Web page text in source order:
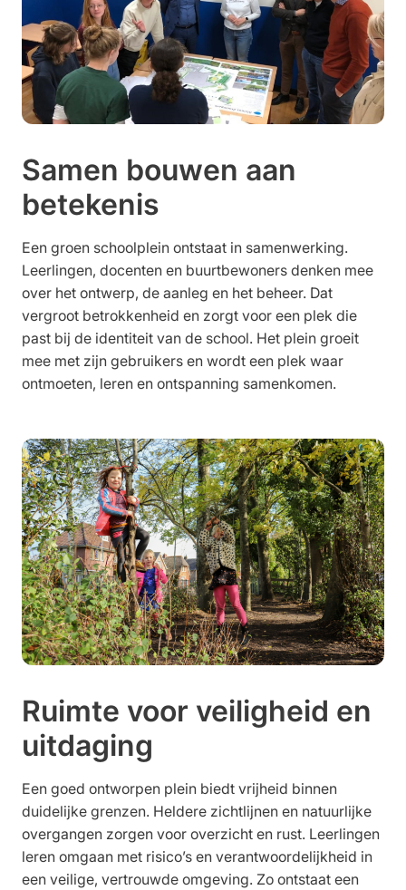
Samen bouwen aan
betekenis
Een groen schoolplein ontstaat in samenwerking.
Leerlingen, docenten en buurtbewoners denken mee
over het ontwerp, de aanleg en het beheer. Dat
vergroot betrokkenheid en zorgt voor een plek die
past bij de identiteit van de school. Het plein groeit
mee met zijn gebruikers en wordt een plek waar
ontmoeten, leren en ontspanning samenkomen.
Ruimte voor veiligheid en
uitdaging
Een goed ontworpen plein biedt vrijheid binnen
duidelijke grenzen. Heldere zichtlijnen en natuurlijke
overgangen zorgen voor overzicht en rust. Leerlingen
leren omgaan met risico’s en verantwoordelijkheid in
een veilige, vertrouwde omgeving. Zo ontstaat een